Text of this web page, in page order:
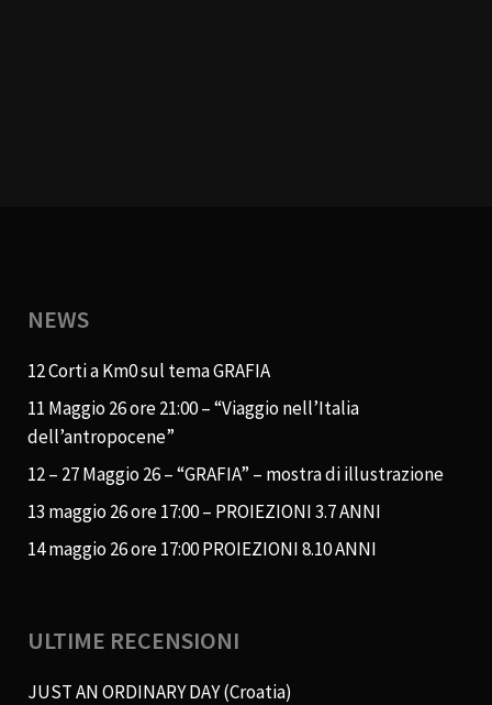
NEWS
12 Corti a Km0 sul tema GRAFIA
11 Maggio 26 ore 21:00 – “Viaggio nell’Italia
dell’antropocene”
12 – 27 Maggio 26 – “GRAFIA” – mostra di illustrazione
13 maggio 26 ore 17:00 – PROIEZIONI 3.7 ANNI
14 maggio 26 ore 17:00 PROIEZIONI 8.10 ANNI
ULTIME RECENSIONI
JUST AN ORDINARY DAY (Croatia)